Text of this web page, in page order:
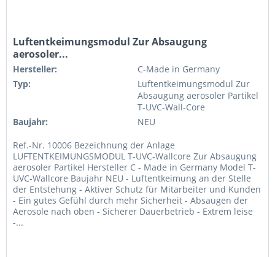
Luftentkeimungsmodul Zur Absaugung
aerosoler...
Hersteller:
C-Made in Germany
Typ:
Luftentkeimungsmodul Zur
Absaugung aerosoler Partikel
T-UVC-Wall-Core
Baujahr:
NEU
Ref.-Nr. 10006 Bezeichnung der Anlage
LUFTENTKEIMUNGSMODUL T-UVC-Wallcore Zur Absaugung
aerosoler Partikel Hersteller C - Made in Germany Model T-
UVC-Wallcore Baujahr NEU - Luftentkeimung an der Stelle
der Entstehung - Aktiver Schutz für Mitarbeiter und Kunden
- Ein gutes Gefühl durch mehr Sicherheit - Absaugen der
Aerosole nach oben - Sicherer Dauerbetrieb - Extrem leise
-...